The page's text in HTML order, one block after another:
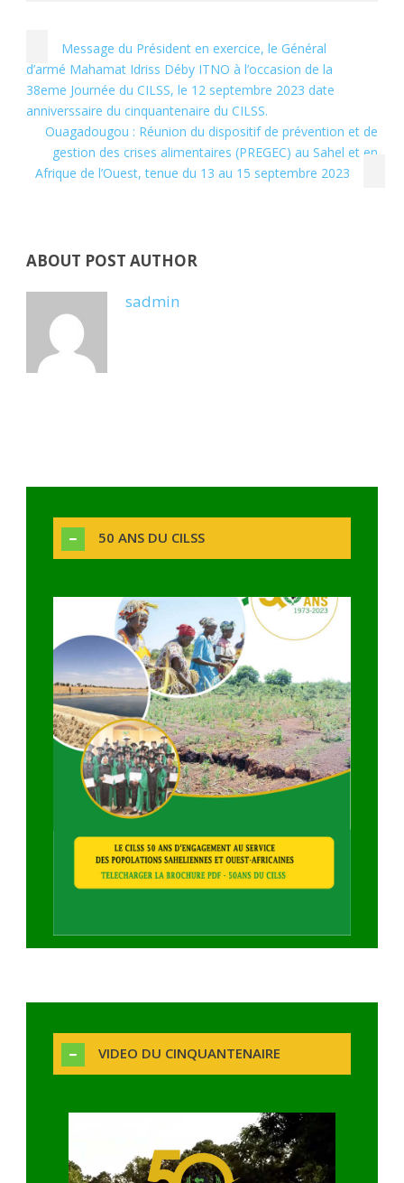
Message du Président en exercice, le Général
d’armé Mahamat Idriss Déby ITNO à l’occasion de la
38eme Journée du CILSS, le 12 septembre 2023 date
anniverssaire du cinquantenaire du CILSS.
Ouagadougou : Réunion du dispositif de prévention et de
gestion des crises alimentaires (PREGEC) au Sahel et en
Afrique de l’Ouest, tenue du 13 au 15 septembre 2023
ABOUT POST AUTHOR
sadmin
50 ANS DU CILSS
VIDEO DU CINQUANTENAIRE